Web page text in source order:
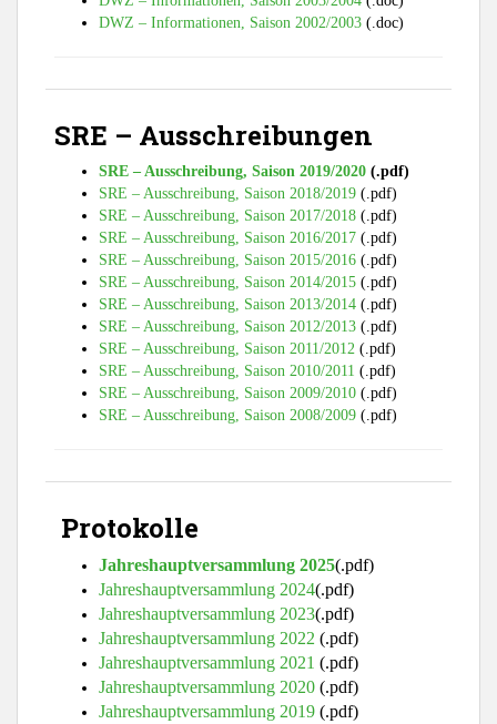
DWZ – Informationen, Saison 2002/2003 (.doc)
SRE – Ausschreibungen
SRE – Ausschreibung, Saison 2019/2020 (.pdf)
SRE – Ausschreibung, Saison 2018/2019 (.pdf)
SRE – Ausschreibung, Saison 2017/2018 (.pdf)
SRE – Ausschreibung, Saison 2016/2017 (.pdf)
SRE – Ausschreibung, Saison 2015/2016 (.pdf)
SRE – Ausschreibung, Saison 2014/2015 (.pdf)
SRE – Ausschreibung, Saison 2013/2014 (.pdf)
SRE – Ausschreibung, Saison 2012/2013 (.pdf)
SRE – Ausschreibung, Saison 2011/2012 (.pdf)
SRE – Ausschreibung, Saison 2010/2011 (.pdf)
SRE – Ausschreibung, Saison 2009/2010 (.pdf)
SRE – Ausschreibung, Saison 2008/2009 (.pdf)
Protokolle
Jahreshauptversammlung 2025(.pdf)
Jahreshauptversammlung 2024(.pdf)
Jahreshauptversammlung 2023(.pdf)
Jahreshauptversammlung 2022 (.pdf)
Jahreshauptversammlung 2021 (.pdf)
Jahreshauptversammlung 2020 (.pdf)
Jahreshauptversammlung 2019 (.pdf)